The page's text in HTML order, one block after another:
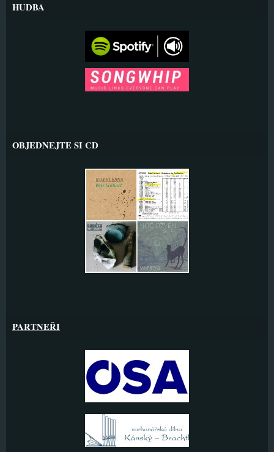
HUDBA
OBJEDNEJTE SI CD
PARTNEŘI